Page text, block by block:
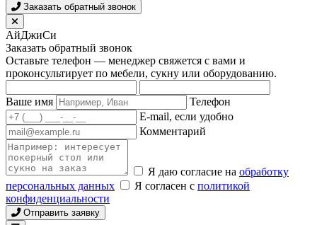
Заказать обратный звонок
АйДжиСи
Заказать обратный звонок
Оставьте телефон — менеджер свяжется с вами и
проконсультирует по мебели, сукну или оборудованию.
Ваше имя
Телефон
E-mail, если удобно
Комментарий
Я даю согласие на обработку
персональных данных
Я согласен с политикой
конфиденциальности
Отправить заявку